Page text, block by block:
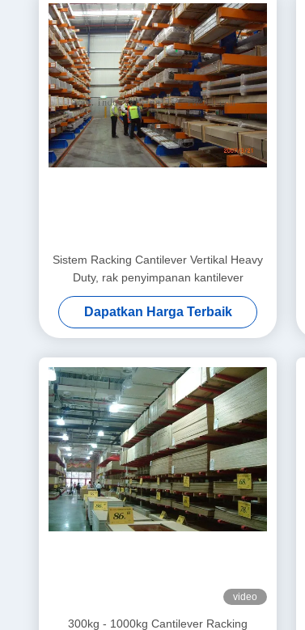
Sistem Racking Cantilever Vertikal Heavy
Duty, rak penyimpanan kantilever
Dapatkan Harga Terbaik
video
300kg - 1000kg Cantilever Racking